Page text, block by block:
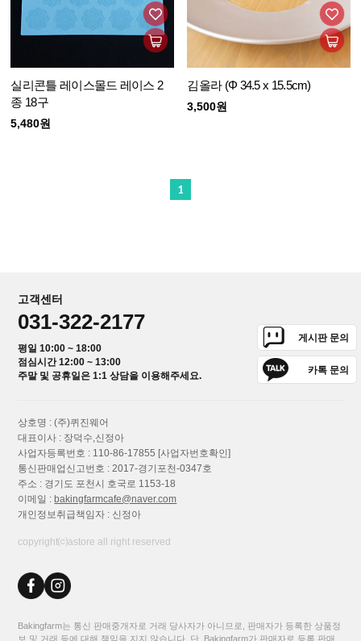
실리콘틀 레이스몰드 레이스 2
종 18구
5,480원
김올라 (Φ 34.5 x 15.5cm)
3,500원
1
고객센터
031-322-2177
평일 10:00 ~ 18:00
점심시간 12:00 ~ 13:00
주말 및 공휴일은 1:1 상담을 이용해주세요.
게시판 문의
카톡 문의
상호명 : (주)퀴진웨어
대표이사 : 장덕수,신정아
사업자등록번호 : 110-86-17855 [사업자번호확인]
통신판매업신고번호 : 2017-경기포천-0347호
주소 : 경기도 포천시 호국로 1153-18
이메일 : bakingfarmcafe@naver.com
개인정보취급책임자 : 신정아
copyright⒞astore all right reserved
Bakingfarm는 통신 판매중개자로 거래 당사자가 아니므로, 판매자가 등록한 상품정
보 및 거래 등에 대해 책임을 지지 않습니다. 단, Bakingfarm가 판매자로 등록 판매